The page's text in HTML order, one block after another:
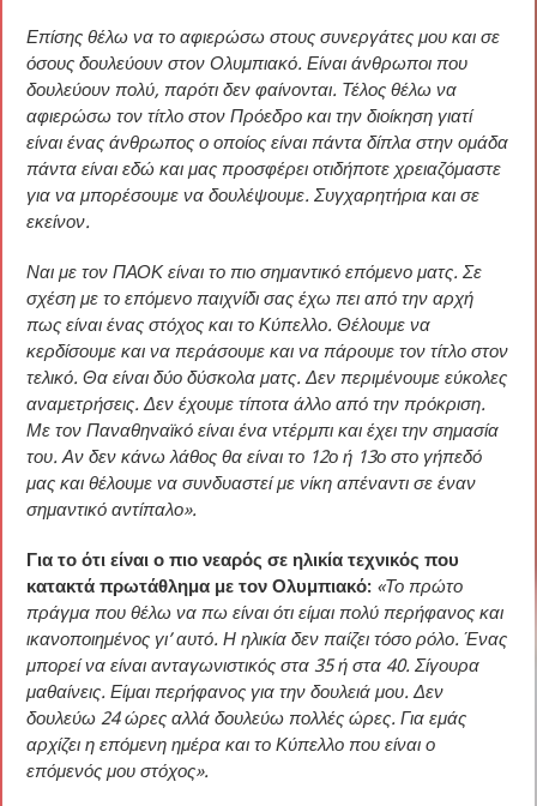
Επίσης θέλω να το αφιερώσω στους συνεργάτες μου και σε
όσους δουλεύουν στον Ολυμπιακό. Είναι άνθρωποι που
δουλεύουν πολύ, παρότι δεν φαίνονται. Τέλος θέλω να
αφιερώσω τον τίτλο στον Πρόεδρο και την διοίκηση γιατί
είναι ένας άνθρωπος ο οποίος είναι πάντα δίπλα στην ομάδα
πάντα είναι εδώ και μας προσφέρει οτιδήποτε χρειαζόμαστε
για να μπορέσουμε να δουλέψουμε. Συγχαρητήρια και σε
εκείνον.
Ναι με τον ΠΑΟΚ είναι το πιο σημαντικό επόμενο ματς. Σε
σχέση με το επόμενο παιχνίδι σας έχω πει από την αρχή
πως είναι ένας στόχος και το Κύπελλο. Θέλουμε να
κερδίσουμε και να περάσουμε και να πάρουμε τον τίτλο στον
τελικό. Θα είναι δύο δύσκολα ματς. Δεν περιμένουμε εύκολες
αναμετρήσεις. Δεν έχουμε τίποτα άλλο από την πρόκριση.
Με τον Παναθηναϊκό είναι ένα ντέρμπι και έχει την σημασία
του. Αν δεν κάνω λάθος θα είναι το 12ο ή 13ο στο γήπεδό
μας και θέλουμε να συνδυαστεί με νίκη απέναντι σε έναν
σημαντικό αντίπαλο».
Για το ότι είναι ο πιο νεαρός σε ηλικία τεχνικός που
κατακτά πρωτάθλημα με τον Ολυμπιακό: «Το πρώτο
πράγμα που θέλω να πω είναι ότι είμαι πολύ περήφανος και
ικανοποιημένος γι’ αυτό. Η ηλικία δεν παίζει τόσο ρόλο. Ένας
μπορεί να είναι ανταγωνιστικός στα 35 ή στα 40. Σίγουρα
μαθαίνεις. Είμαι περήφανος για την δουλειά μου. Δεν
δουλεύω 24 ώρες αλλά δουλεύω πολλές ώρες. Για εμάς
αρχίζει η επόμενη ημέρα και το Κύπελλο που είναι ο
επόμενός μου στόχος».